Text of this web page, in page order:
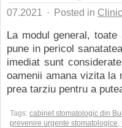
07.2021 · Posted in
La modul general,
pune in pericol
imediat sunt
oamenii amana vizita la
prea tarziu pentru a
Tags: cabinet stomatologic din
prevenire urgente stomatologice,